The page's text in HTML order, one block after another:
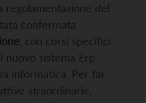
regolamentazione del
confermata
, con corsi specifici
nuovo sistema Erp
informatica. Per far
straordinarie,